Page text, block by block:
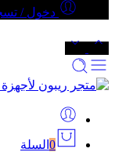
دخول /
0 السلة